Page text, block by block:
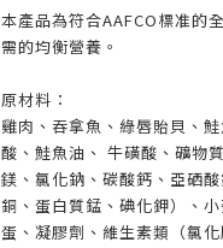
本產品為符合AAFCO標准的
需的均衡營養。
原材料：
雞肉、吞拿魚、綠唇貽貝、
酸、鮭魚油、 牛磺酸、礦物
鎂、氯化鈉、碳酸鈣、亞硒
銅、蛋白質錳、碘化鉀）、
蛋、凝膠劑、維生素類（氯